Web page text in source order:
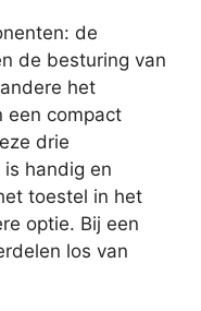
de
de besturing van
het
een compact
drie
handig en
toestel in het
optie. Bij een
los van